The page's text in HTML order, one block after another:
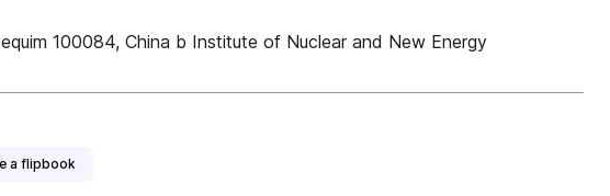
100084, China b Institute of Nuclear and New Energy
a flipbook